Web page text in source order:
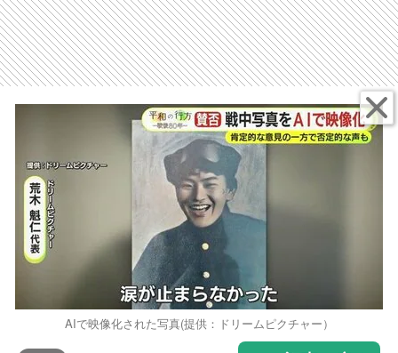
AIで映像化された写真(提供：ドリームピクチャー）